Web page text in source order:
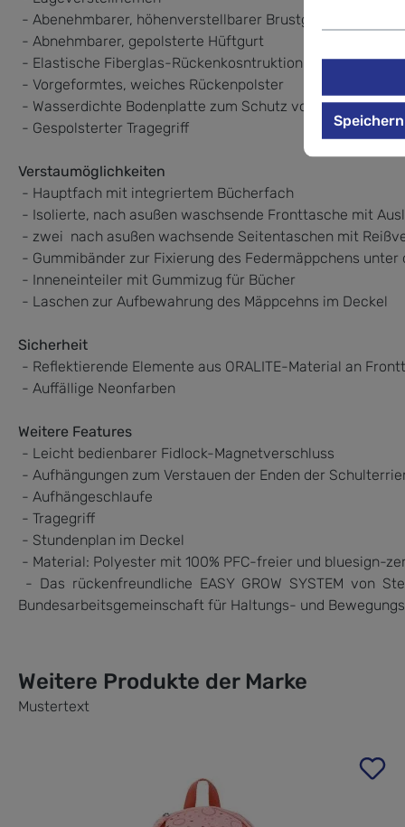
- Abenehmbarer, höhenverstellbarer Brustgurt
- Abnehmbarer, gepolsterte Hüftgurt
- Elastische Fiberglas-Rückenkosntruktion und
- Vorgeformtes, weiches Rückenpolster
- Wasserdichte Bodenplatte zum Schutz vor Schmutz und
- Gespolsterter Tragegriff
Verstaumöglichkeiten
- Hauptfach mit integriertem Bücherfach
- Isolierte, nach asußen waschsende Fronttasche mit
- zwei nach asußen wachsende Seitentaschen mit
- Gummibänder zur Fixierung des Federmäppchens unter
- Inneneinteiler mit Gummizug für Bücher
- Laschen zur Aufbewahrung des Mäppcehns im Deckel
Sicherheit
- Reflektierende Elemente aus ORALITE-Material an
- Auffällige Neonfarben
Weitere Features
- Leicht bedienbarer Fidlock-Magnetverschluss
- Aufhängungen zum Verstauen der Enden der
- Aufhängeschlaufe
- Tragegriff
- Stundenplan im Deckel
- Material: Polyester mit 100% PFC-freier und bluesign-
- Das rückenfreundliche EASY GROW SYSTEM von
Bundesarbeitsgemeinschaft für Haltungs- und
Weitere Produkte der Marke
Mustertext
Speichern